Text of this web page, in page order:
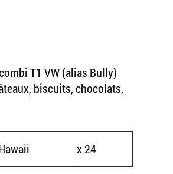
T1 VW (alias Bully)
biscuits, chocolats,
x 24